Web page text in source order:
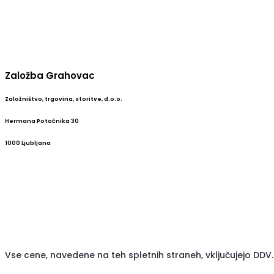
Založba Grahovac
Založništvo, trgovina, storitve, d.o.o.
Hermana Potočnika 30
1000 Ljubljana
Vse cene, navedene na teh spletnih straneh, vključujejo DDV.